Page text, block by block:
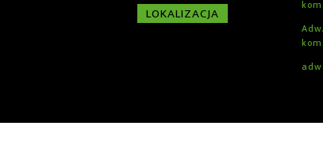
LOKALIZACJA kom.
kom.